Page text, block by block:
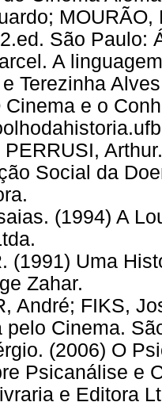
São Paulo:
A
Terezinha
Cinema e o
PERRUSI,
Social da
(1994) A
(1991) Uma
Zahar.
André; FIKS,
pelo Cinema.
(2006) O
Psicanálise e
e Editora